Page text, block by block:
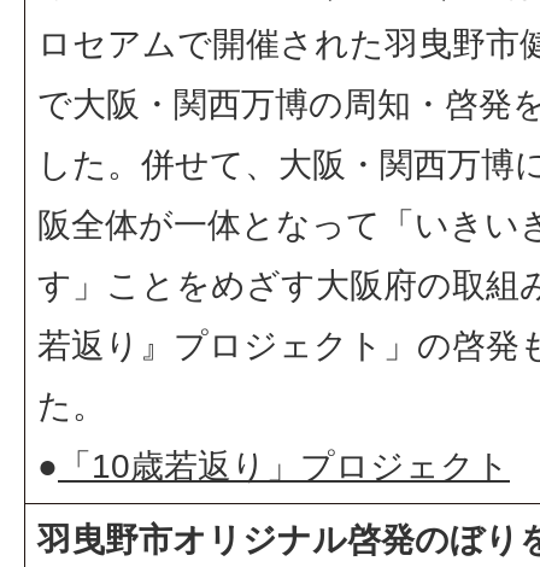
ロセアムで開催された羽曳野市
で大阪・関西万博の周知・啓発
した。併せて、大阪・関西万博
阪全体が一体となって「いきい
す」ことをめざす大阪府の取組
若返り』プロジェクト」の啓発
た。
● 「10歳若返り」プロジェクト
羽曳野市オリジナル啓発のぼり